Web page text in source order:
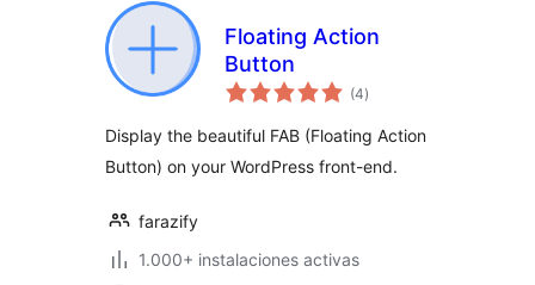
Floating Action
Button
(4valoraciones
en
)
Display the beautiful FAB (Floating Action
Button) on your WordPress front-end.
farazify
1.000+ instalaciones activas